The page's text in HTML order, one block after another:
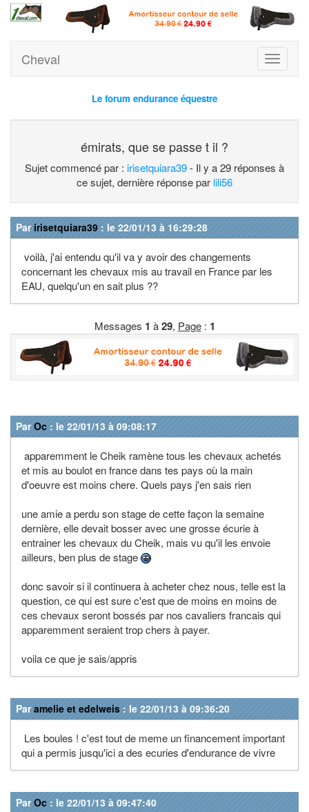
Toggle
Cheval
Le forum endurance équestre
émirats, que se passe t il ?
Sujet commencé par : irisetquiara39- Il y a 29 réponses à
ce sujet, dernière réponse par lili56
Par irisetquiara39 : le 22/01/13 à 16:29:28
voilà, j'ai entendu qu'il va y avoir des changements
concernant les chevaux mis au travail en France par les
EAU, quelqu'un en sait plus ??
Messages 1 à29, Page: 1
ParOc : le 22/01/13 à 09:08:17
apparemment le Cheik ramène tous les chevaux achetés
et mis au boulot en france dans tes pays où la main
d'oeuvre est moins chere. Quels pays j'en sais rien
une amie a perdu son stage de cette façon la semaine
dernière, elle devait bosser avec une grosse écurie à
entrainer les chevaux du Cheik, mais vu qu'il les envoie
ailleurs, ben plus de stage
donc savoir si il continuera à acheter chez nous, telle est la
question, ce qui est sure c'est que de moins en moins de
ces chevaux seront bossés par nos cavaliers francais qui
apparemment seraient trop chers à payer.
voila ce que je sais/appris
Paramelie et edelweis : le 22/01/13 à 09:36:20
Les boules ! c'est tout de meme un financement important
qui a permis jusqu'ici a des ecuries d'endurance de vivre
ParOc : le 22/01/13 à 09:47:40